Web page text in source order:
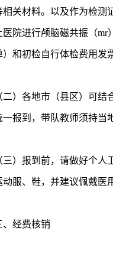
相关材料。以及作为检测
医院进行颅脑磁共振（mr
）和初检自行体检费用发
各地市（县区）可结合
一报到，带队教师须持当
报到前，请做好个人卫
动服、鞋，并建议佩戴医
经费核销